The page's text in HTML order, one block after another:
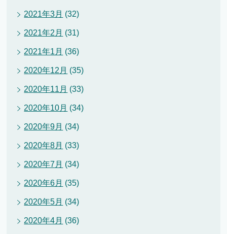
2021年3月 (32)
2021年2月 (31)
2021年1月 (36)
2020年12月 (35)
2020年11月 (33)
2020年10月 (34)
2020年9月 (34)
2020年8月 (33)
2020年7月 (34)
2020年6月 (35)
2020年5月 (34)
2020年4月 (36)